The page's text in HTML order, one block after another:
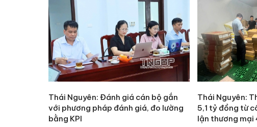
Thái Nguyên: Đánh giá cán bộ gắn
với phương pháp đánh giá, đo lường
bằng KPI
Thái Nguyên:
5,1 tỷ đồng từ
lận thương mại